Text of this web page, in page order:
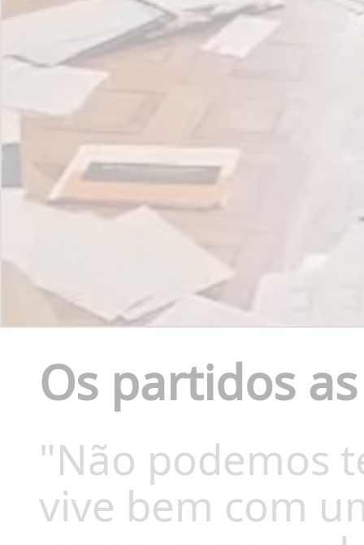
Os partidos
"Não podemos
vive bem com